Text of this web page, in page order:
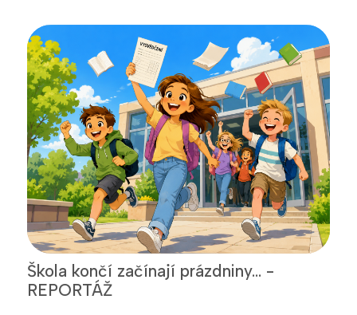
Škola končí začínají prázdniny... -
REPORTÁŽ